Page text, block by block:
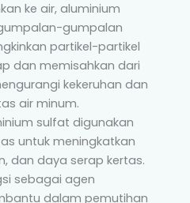
ke air, aluminium
gumpalan
partikel-partikel
dan memisahkan dari
kekeruhan dan
air minum.
sulfat digunakan
untuk meningkatkan
dan daya serap kertas.
sebagai agen
dalam pemutihan